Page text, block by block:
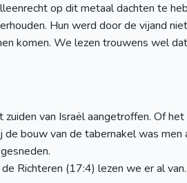
op dit metaal dachten te
Hun werd door de vijand
komen. We lezen trouwens wel
zuiden van Israël aangetroffen. Of
bouw van de tabernakel was
Richteren (17:4) lezen we er al